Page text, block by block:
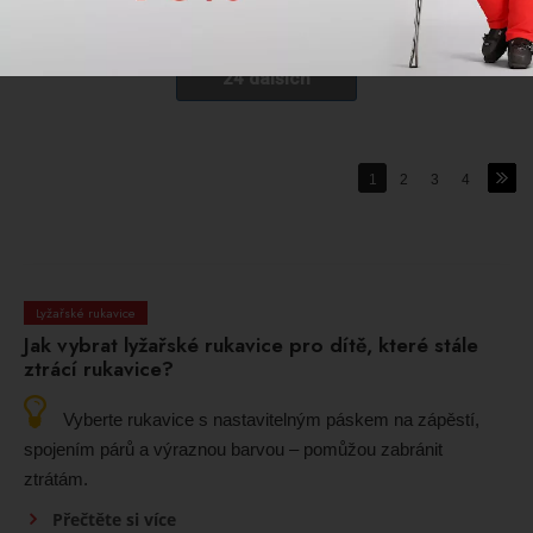
24 dalších
1 2 3 4
Lyžařské rukavice
Jak vybrat lyžařské rukavice pro dítě, které stále
ztrácí rukavice?
Vyberte rukavice s nastavitelným páskem na zápěstí,
spojením párů a výraznou barvou – pomůžou zabránit
ztrátám.
Přečtěte si více